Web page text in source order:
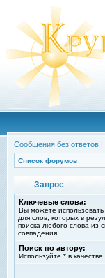
Сообщения без ответов |
Список форумов
Запрос
Ключевые слова:
Вы можете использовать
для слов, которых в
поиска любого слова из
совпадения.
Поиск по автору:
Используйте * в